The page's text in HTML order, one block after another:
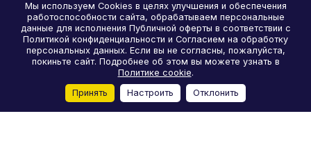
Каталог Корзина Избранные Кабинет
Мы используем Cookies в целях улучшения и обеспечения
работоспособности сайта, обрабатываем персональные
данные для исполнения Публичной оферты в соответствии с
Политикой конфиденциальности и Согласием на обработку
персональных данных. Если вы не согласны, пожалуйста,
покиньте сайт. Подробнее об этом вы можете узнать в
Политике cookie.
Принять
Настроить Отклонить